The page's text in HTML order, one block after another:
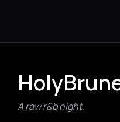
A raw r&b night.